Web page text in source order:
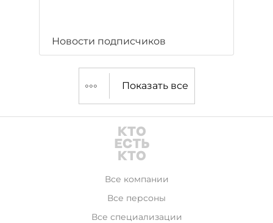
Новости подписчиков
Показать все
Все компании
Все персоны
Все специализации